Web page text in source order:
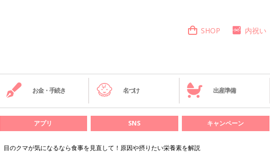
SHOP 内祝い
お金・手続き 名づけ 出産準備
アプリ SNS キャンペーン
目のクマが気になるなら食事を見直して！原因や摂りたい栄養素を解説